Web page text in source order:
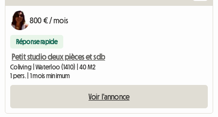
800 € / mois
Réponse rapide
Petit studio deux pièces et sdb
Coliving | Waterloo (1410) | 40 M2
1 pers. | 1 mois minimum
Voir l'annonce